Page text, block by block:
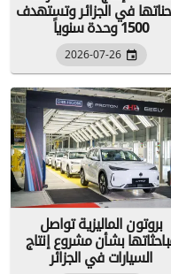
في الجزائر وتستهدف
1500 وحدة سنوياً
2026-07-26
بروتون الماليزية تواصل
بشأن مشروع إنتاج
السيارات في الجزائر